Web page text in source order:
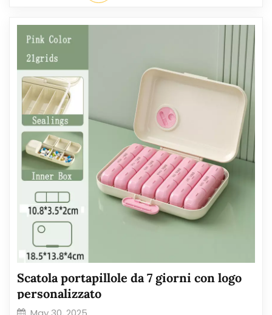
Scatola portapillole da 7 giorni con logo
personalizzato